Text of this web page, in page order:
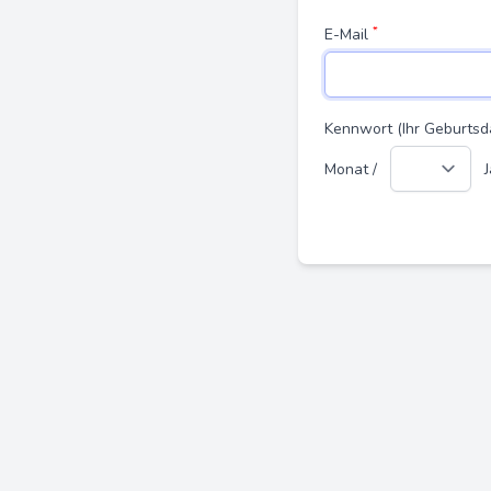
E-Mail *
Kennwort (Ihr
Monat /